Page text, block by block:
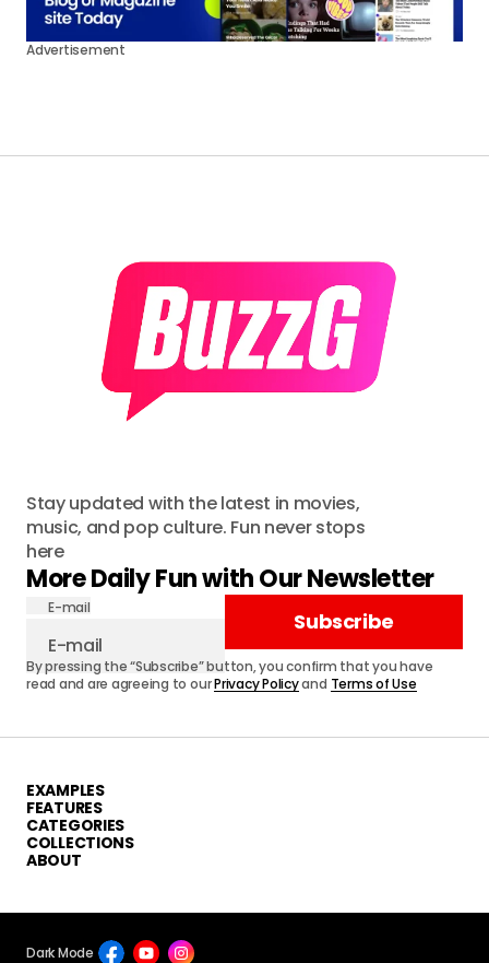
Advertisement
Stay updated with the latest in movies,
music, and pop culture. Fun never stops
here
More Daily Fun with Our Newsletter
E-mail
Subscribe
By pressing the “Subscribe” button, you confirm that you have
read and are agreeing to ourPrivacy Policyand Terms of Use
EXAMPLES
FEATURES
CATEGORIES
COLLECTIONS
ABOUT
Dark Mode